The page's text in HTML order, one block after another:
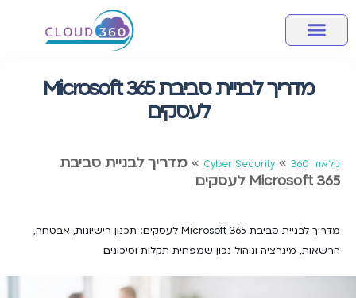
מדריך לבניית סביבת Microsoft 365
לעסקים
קלאוד 360 »
Cyber Security
» מדריך לבניית סביבת
Microsoft 365 לעסקים
מדריך לבניית סביבת Microsoft 365 לעסקים: תכנון רישיונות, אבטחה,
הרשאות, מיגרציה וניהול נכון שמפחית תקלות וסיכונים.